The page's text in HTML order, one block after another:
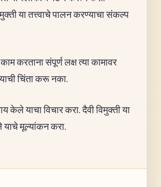
या तत्त्वाचे पालन करण्याचा संकल्प
करताना संपूर्ण लक्ष त्या कामावर
चिंता करू नका.
केले याचा विचार करा. दैवी विमुक्ती या
याचे मूल्यांकन करा.